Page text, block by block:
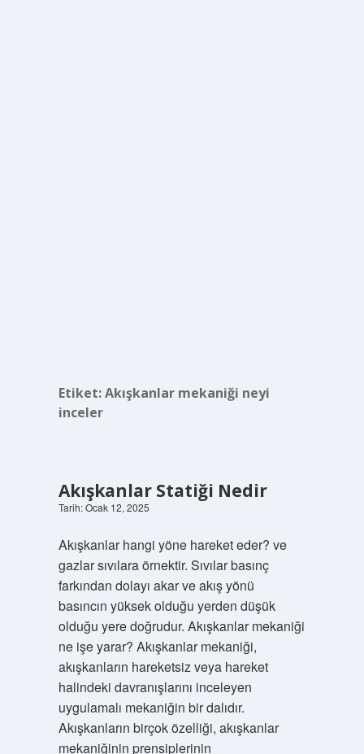
Etiket:Akışkanlar mekaniği neyi
inceler
Akışkanlar Statiği Nedir
Tarih: Ocak 12, 2025
Akışkanlar hangi yöne hareket eder? ve
gazlar sıvılara örnektir. Sıvılar basınç
farkından dolayı akar ve akış yönü
basıncın yüksek olduğu yerden düşük
olduğu yere doğrudur. Akışkanlar mekaniği
ne işe yarar? Akışkanlar mekaniği,
akışkanların hareketsiz veya hareket
halindeki davranışlarını inceleyen
uygulamalı mekaniğin bir dalıdır.
Akışkanların birçok özelliği, akışkanlar
mekaniğinin prensiplerinin